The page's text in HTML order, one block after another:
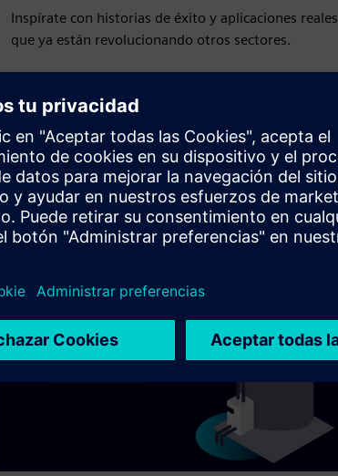
Inspírate con historias de éxito y aplicaciones reales
que ya están revolucionando otros sectores.